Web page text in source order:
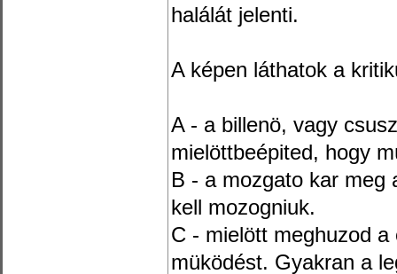
halálát jelenti.
A képen láthatok a
A - a billenö, vagy
mielöttbeépited, hogy
B - a mozgato kar meg
kell mozogniuk.
C - mielött meghuzod
müködést. Gyakran a